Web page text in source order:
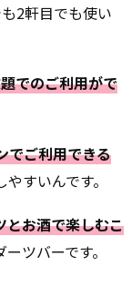
2軒目でも使い
でのご利用がで
でご利用できる
すいんです。
とお酒で楽しむこ
ツバーです。